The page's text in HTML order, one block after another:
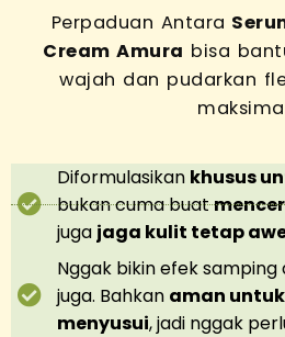
Perpaduan Antara
Cream Amura bisa
wajah dan pudarkan
Diformulasikan khusus
bukan cuma buat
juga jaga kulit tetap
Nggak bikin efek
juga. Bahkan aman
menyusui, jadi nggak